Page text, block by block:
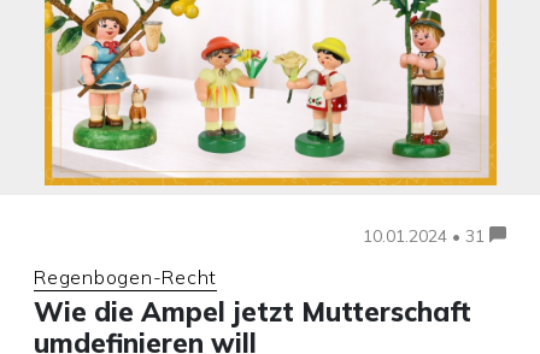
10.01.2024 • 31
Regenbogen-Recht
Wie die Ampel jetzt Mutterschaft
umdefinieren will